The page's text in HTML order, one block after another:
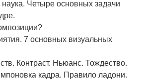
наука. Четыре основных задачи
7 основных визуальных
Контраст. Ньюанс. Тождество.
кадра. Правило ладони.